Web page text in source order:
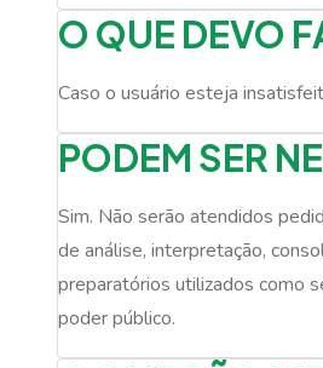
O QUE DEVO
Caso o usuário esteja
PODEM SER
Sim. Não serão atendidos
de análise, interpretação,
preparatórios utilizados como
poder público.